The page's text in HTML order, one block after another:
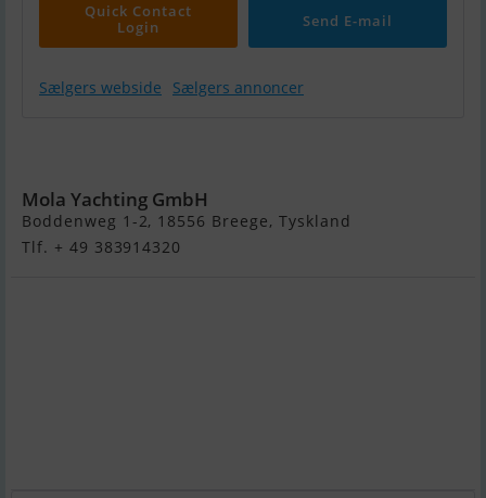
Quick Contact
Login
Send E-mail
Sælgers webside Sælgers annoncer
Mola Yachting GmbH
Boddenweg 1-2, 18556 Breege, Tyskland
Tlf. + 49 383914320